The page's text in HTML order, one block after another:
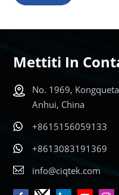
Mettiti In
No. 1969,
Anhui, China
+8615156059133
+8613083191369
info@ciqtek.com